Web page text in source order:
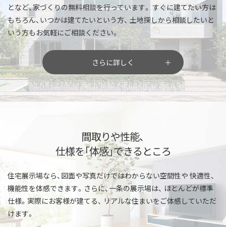
となど、家づくりの無料相談を行っています。 すぐに建てたい方は
もちろん、いつかは建てたいという方、 土地探しから相談したいと
いう方もお気軽にご相談ください。
さらに詳しく
間取りや性能、
仕様を「体感」できるところ
住宅展示場なら、図面や写真だけではわからない空間性や 快適性、
機能性を体感できます。さらに、一条の展示場は、 ほとんどが標準
仕様。実際にお客様が建てる、 リアルな住まいをご体感していただ
けます。